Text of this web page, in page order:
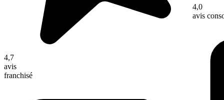
4,7
avis
franchisé
4,0
avis